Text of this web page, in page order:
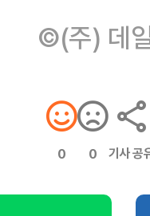
©(주) 데
0 0 기사 공